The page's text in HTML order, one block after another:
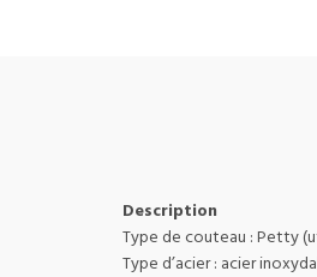
Description
Type de couteau : Petty
Type d’acier : acier